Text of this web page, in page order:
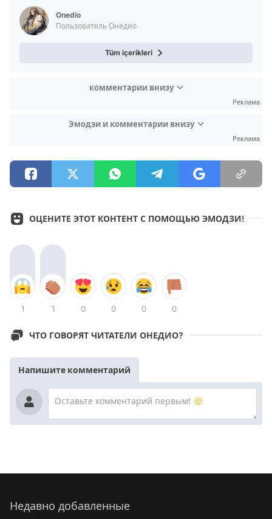
Onedio
Пользователь Онедио
Tüm içerikleri
комментарии внизу
Реклама
Эмодзи и комментарии внизу
Реклама
ОЦЕНИТЕ ЭТОТ КОНТЕНТ С ПОМОЩЬЮ ЭМОДЗИ!
1 1 0 0 0 0
ЧТО ГОВОРЯТ ЧИТАТЕЛИ ОНЕДИО?
Напишите комментарий
Недавно добавленные